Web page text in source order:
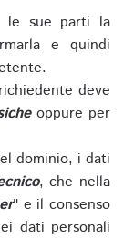
le sue parti la
e quindi
deve
oppure per
dominio, i dati
, che nella
" e il consenso
dati personali